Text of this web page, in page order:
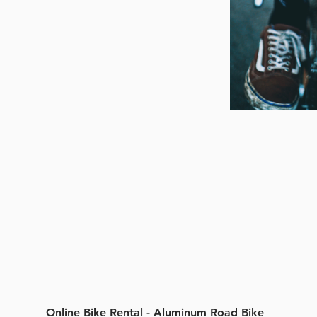
Online Bike Rental - Aluminum Road Bike